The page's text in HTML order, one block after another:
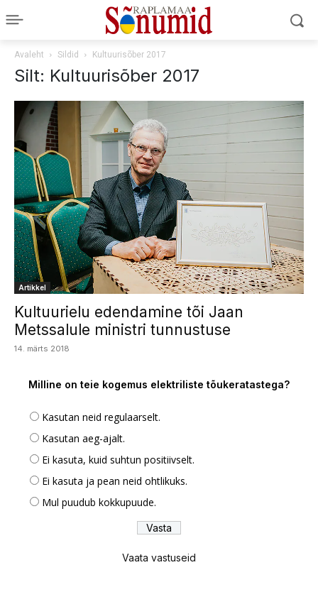
Avaleht Sildid Kultuurisõber 2017
Silt: Kultuurisõber 2017
Artikkel
Kultuurielu edendamine tõi Jaan
Metssalule ministri tunnustuse
14. märts 2018
Milline on teie kogemus elektriliste tõukeratastega?
Kasutan neid regulaarselt.
Kasutan aeg-ajalt.
Ei kasuta, kuid suhtun positiivselt.
Ei kasuta ja pean neid ohtlikuks.
Mul puudub kokkupuude.
Vaata vastuseid